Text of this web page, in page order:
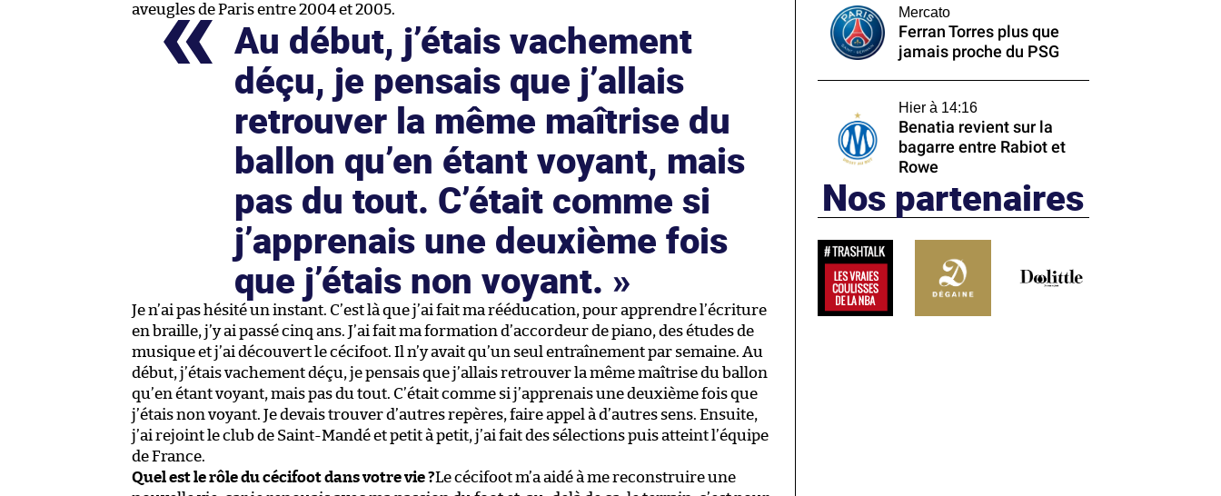
aveugles de Paris entre 2004 et 2005.
Au début, j’étais vachement
déçu, je pensais que j’allais
retrouver la même maîtrise du
ballon qu’en étant voyant, mais
pas du tout. C’était comme si
j’apprenais une deuxième fois
que j’étais non voyant.
Je n’ai pas hésité un instant. C’est là que j’ai fait ma rééducation, pour apprendre l’écriture
en braille, j’y ai passé cinq ans. J’ai fait ma formation d’accordeur de piano, des études de
musique et j’ai découvert le cécifoot. Il n’y avait qu’un seul entraînement par semaine. Au
début, j’étais vachement déçu, je pensais que j’allais retrouver la même maîtrise du ballon
qu’en étant voyant, mais pas du tout. C’était comme si j’apprenais une deuxième fois que
j’étais non voyant. Je devais trouver d’autres repères, faire appel à d’autres sens. Ensuite,
j’ai rejoint le club de Saint-Mandé et petit à petit, j’ai fait des sélections puis atteint l’équipe
de France.
Quel est le rôle du cécifoot dans votre vie ?Le cécifoot m’a aidé à me reconstruire une
Mercato
Ferran Torres plus que
jamais proche du PSG
Hier à 14:16
Benatia revient sur la
bagarre entre Rabiot et
Rowe
Nos partenaires